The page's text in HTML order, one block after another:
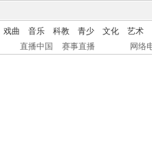
戏曲 音乐 科教 青少 文化
艺术
直播中国 赛事直播 网络